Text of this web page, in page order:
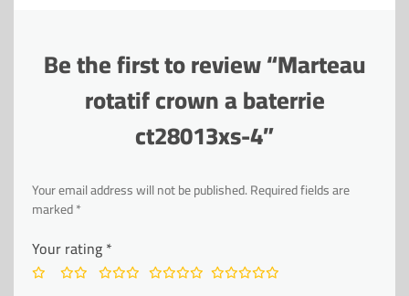
Be the first to review “Marteau
rotatif crown a baterrie
ct28013xs-4”
Your email address will not be published.Required fields are
marked*
Your rating*